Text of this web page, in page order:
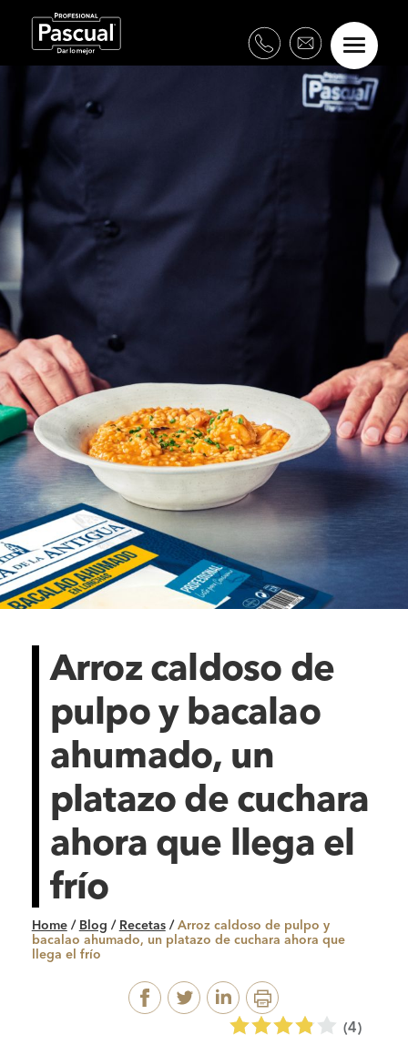
Arroz caldoso de
pulpo y bacalao
ahumado, un
platazo de cuchara
ahora que llega el
frío
Home/ Blog / Recetas/Arroz caldoso de pulpo y
bacalao ahumado, un platazo de cuchara ahora que
llega el frío
(4)